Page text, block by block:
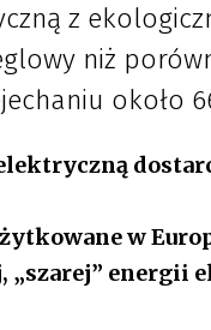
z
niż
około
w
„szarej” energii